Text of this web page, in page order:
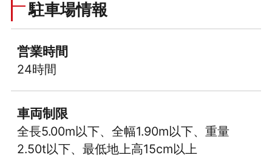
駐車場情報
営業時間
24時間
車両制限
全長5.00m以下、全幅1.90m以下、重量
2.50t以下、最低地上高15cm以上